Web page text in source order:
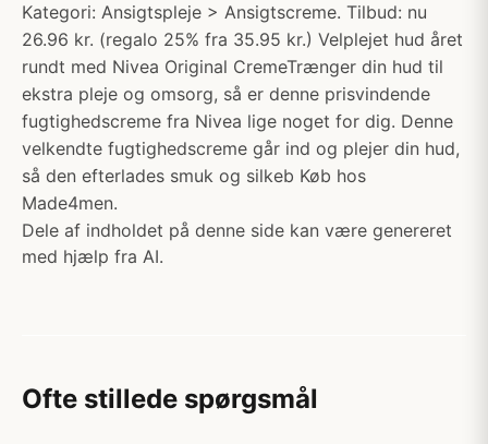
Kategori: Ansigtspleje > Ansigtscreme. Tilbud: nu
26.96 kr. (regalo 25% fra 35.95 kr.) Velplejet hud året
rundt med Nivea Original CremeTrænger din hud til
ekstra pleje og omsorg, så er denne prisvindende
fugtighedscreme fra Nivea lige noget for dig. Denne
velkendte fugtighedscreme går ind og plejer din hud,
så den efterlades smuk og silkeb Køb hos
Made4men.
Dele af indholdet på denne side kan være genereret
med hjælp fra AI.
Ofte stillede spørgsmål